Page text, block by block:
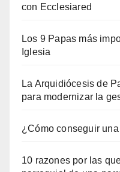
con Ecclesiared
Los 9 Papas más
Iglesia
La Arquidiócesis de
para modernizar la
¿Cómo conseguir
10 razones por las